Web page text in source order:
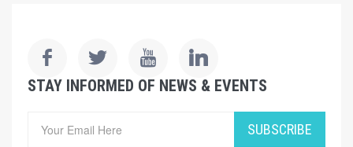
STAY INFORMED OF NEWS & EVENTS
SUBSCRIBE